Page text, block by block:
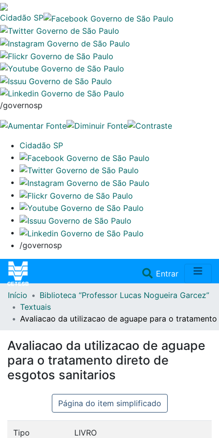
Cidadão SP
/governosp
Cidadão SP
/governosp
Entrar(current)
Home
Repositório
Doações/Aquisições
Fale Conosco
Início
Biblioteca “Professor Lucas Nogueira Garcez”
Textuais
Avaliacao da utilizacao de aguape para o
Avaliacao da utilizacao de aguape
para o tratamento direto de
esgotos sanitarios
Página do item simplificado
Tipo LIVRO